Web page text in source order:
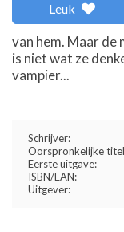
Leuk
van hem. Maar de
is niet wat ze
vampier...
Schrijver:
Oorspronkelijke
Eerste uitgave:
ISBN/EAN:
Uitgever: